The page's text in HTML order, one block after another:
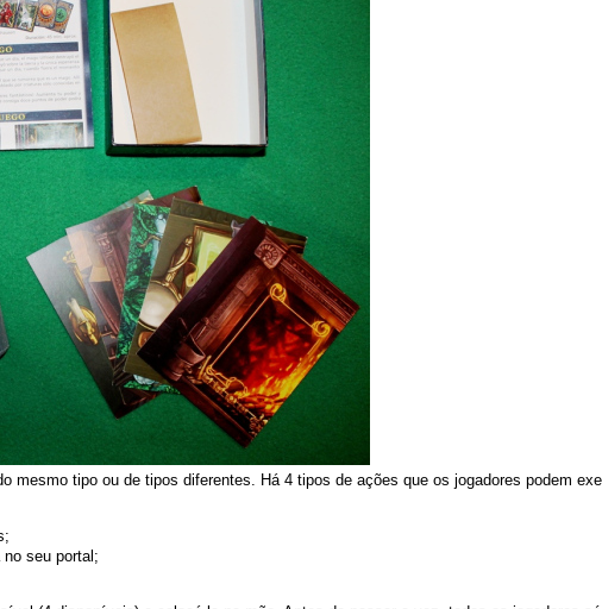
mesmo tipo ou de tipos diferentes. Há 4 tipos de ações que os jogadores podem
seu portal;